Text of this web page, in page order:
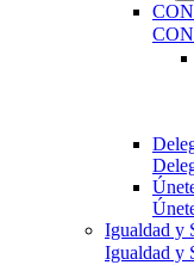
Igualdad y
Igualdad y